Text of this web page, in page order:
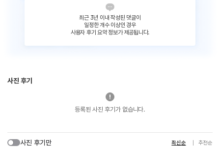
최근 3년 이내 작성된 댓글이
일정한 개수 이상인 경우
사용자 후기 요약 정보가 제공됩니다.
사진 후기
등록된 사진 후기가 없습니다.
사진 후기만 최신순 추천순